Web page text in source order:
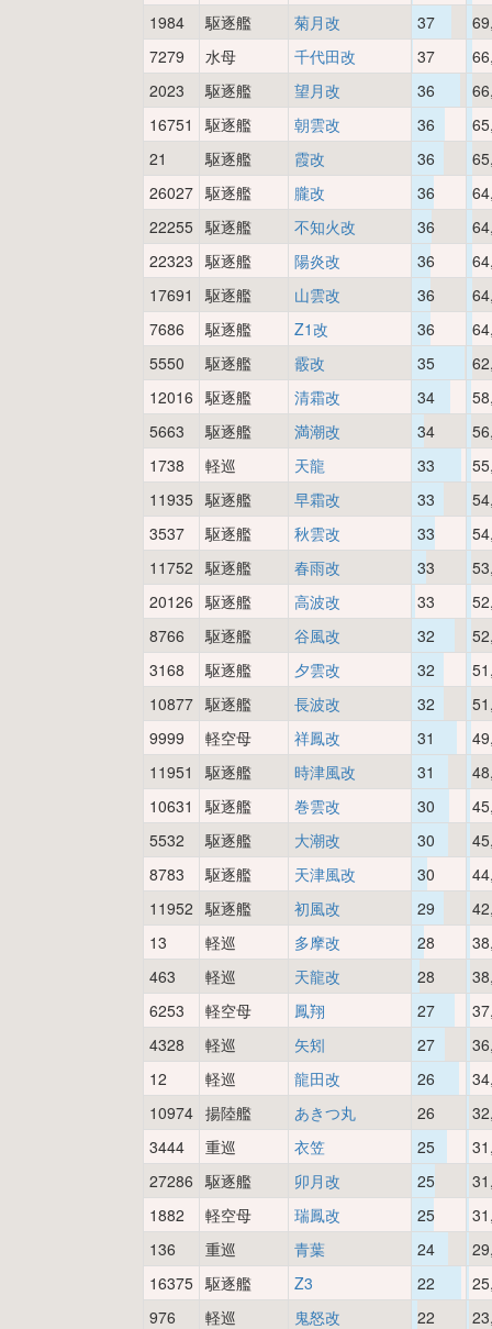
1984
駆逐艦 菊月改 37
7279
水母 千代田改 37
2023
駆逐艦 望月改 36
16751
駆逐艦 朝雲改 36
21
駆逐艦 霞改 36
26027 駆逐艦 朧改 36
22255 駆逐艦 不知火改 36
22323 駆逐艦 陽炎改 36
17691
駆逐艦 山雲改 36
7686
駆逐艦 Z1改 36
5550
駆逐艦 霰改 35
12016 駆逐艦 清霜改 34
5663
駆逐艦 満潮改 34
1738
軽巡 天龍 33
11935 駆逐艦 早霜改 33
3537
駆逐艦 秋雲改 33
11752 駆逐艦 春雨改 33
20126 駆逐艦 高波改 33
8766
駆逐艦 谷風改 32
3168
駆逐艦 夕雲改 32
10877 駆逐艦 長波改 32
9999
軽空母 祥鳳改 31
11951
駆逐艦 時津風改 31
10631
駆逐艦 巻雲改 30
5532
駆逐艦 大潮改 30
8783
駆逐艦 天津風改 30
11952 駆逐艦 初風改 29
13
軽巡 多摩改 28
463
軽巡 天龍改 28
6253
軽空母 鳳翔 27
4328
軽巡 矢矧 27
12
軽巡 龍田改 26
10974 揚陸艦 あきつ丸 26
3444
重巡 衣笠 25
27286 駆逐艦 卯月改 25
1882
軽空母 瑞鳳改 25
136
重巡 青葉 24
16375 駆逐艦 Z3 22
976
軽巡 鬼怒改 22